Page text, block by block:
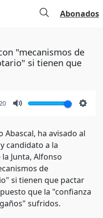
Abonados
"mecanismos de
si tienen que
Abascal, ha avisado al
candidato a la
Junta, Alfonso
de
si tienen que pactar
que la "confianza
sufridos.